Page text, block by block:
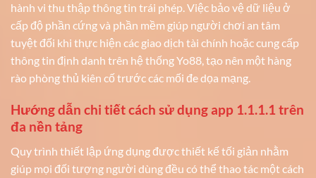
hành vi thu thập thông tin trái phép. Việc bảo vệ dữ liệu ở
cấp độ phần cứng và phần mềm giúp người chơi an tâm
tuyệt đối khi thực hiện các giao dịch tài chính hoặc cung cấp
thông tin định danh trên hệ thống Yo88, tạo nên một hàng
rào phòng thủ kiên cố trước các mối đe dọa mạng.
Hướng dẫn chi tiết cách sử dụng app 1.1.1.1 trên
đa nền tảng
Quy trình thiết lập ứng dụng được thiết kế tối giản nhằm
giúp mọi đối tượng người dùng đều có thể thao tác một cách